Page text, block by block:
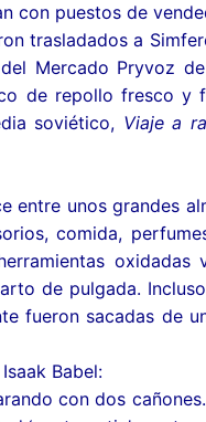
con puestos de
trasladados a
Mercado Pryvoz
de repollo fresco y
soviético, Viaje a
entre unos grandes
comida,
oxidadas
de pulgada.
fueron sacadas de
Babel:
con dos